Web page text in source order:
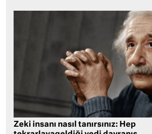
Zeki insanı nasıl tanırsınız: Hep